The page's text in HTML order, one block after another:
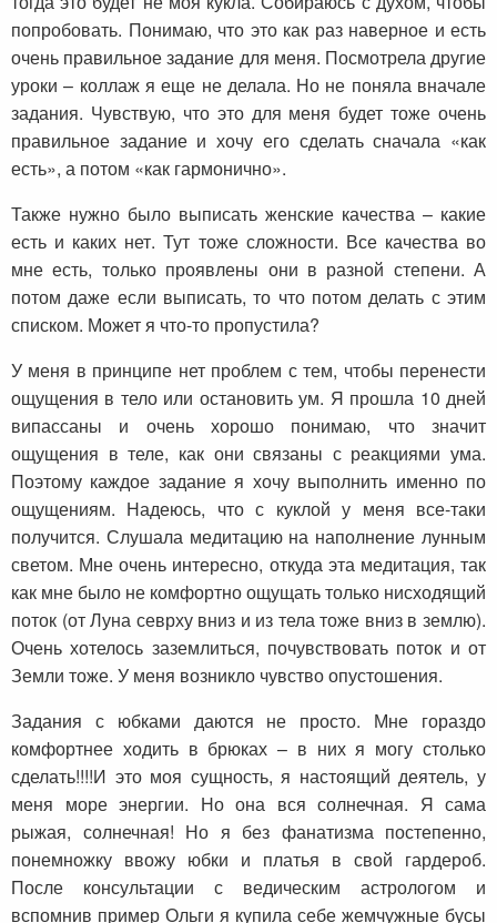
попробовать. Понимаю, что это как раз наверное и есть
очень правильное задание для меня. Посмотрела другие
уроки – коллаж я еще не делала. Но не поняла вначале
задания. Чувствую, что это для меня будет тоже очень
правильное задание и хочу его сделать сначала «как
есть», а потом «как гармонично».
Также нужно было выписать женские качества – какие
есть и каких нет. Тут тоже сложности. Все качества во
мне есть, только проявлены они в разной степени. А
потом даже если выписать, то что потом делать с этим
списком. Может я что-то пропустила?
У меня в принципе нет проблем с тем, чтобы перенести
ощущения в тело или остановить ум. Я прошла 10 дней
випассаны и очень хорошо понимаю, что значит
ощущения в теле, как они связаны с реакциями ума.
Поэтому каждое задание я хочу выполнить именно по
ощущениям. Надеюсь, что с куклой у меня все-таки
получится. Слушала медитацию на наполнение лунным
светом. Мне очень интересно, откуда эта медитация, так
как мне было не комфортно ощущать только нисходящий
поток (от Луна севрху вниз и из тела тоже вниз в землю).
Очень хотелось заземлиться, почувствовать поток и от
Земли тоже. У меня возникло чувство опустошения.
Задания с юбками даются не просто. Мне гораздо
комфортнее ходить в брюках – в них я могу столько
сделать!!!!И это моя сущность, я настоящий деятель, у
меня море энергии. Но она вся солнечная. Я сама
рыжая, солнечная! Но я без фанатизма постепенно,
понемножку ввожу юбки и платья в свой гардероб.
После консультации с ведическим астрологом и
вспомнив пример Ольги я купила себе жемчужные бусы